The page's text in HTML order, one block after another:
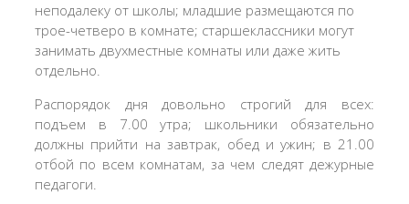
неподалеку от школы; младшие размещаются по
трое-четверо в комнате; старшеклассники могут
занимать двухместные комнаты или даже жить
отдельно.
Распорядок дня довольно строгий для всех:
подъем в 7.00 утра; школьники обязательно
должны прийти на завтрак, обед и ужин; в 21.00
отбой по всем комнатам, за чем следят дежурные
педагоги.